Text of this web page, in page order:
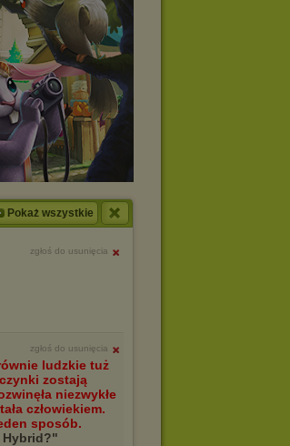
Pokaż wszystkie
zgłoś do usunięcia
zgłoś do usunięcia
ludzkie tuż
zostają
niezwykłe
człowiekiem.
sposób.
Hybrid?"